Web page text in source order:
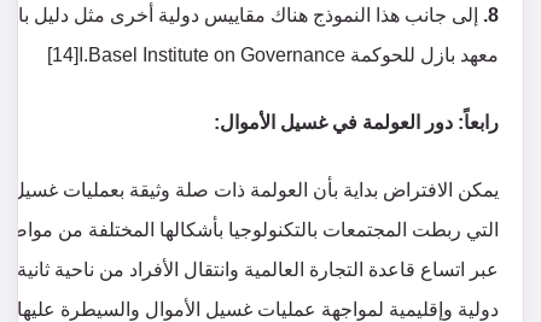
8.
معهد بازل للحوكمة Basel Institute on Governance.ا[14]
رابعاً: دور العولمة في غسيل الأموال:
يمكن الافتراض بداية بأن العولمة ذات صلة وثيقة بعمليات
التي ربطت المجتمعات بالتكنولوجيا بأشكالها المختلفة من
عبر اتساع قاعدة التجارة العالمية وانتقال الأفراد من ناحية
دولية وإقليمية لمواجهة عمليات غسيل الأموال والسيطرة عليها